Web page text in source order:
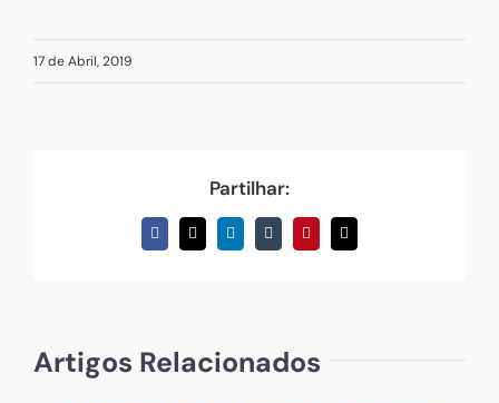
17 de Abril, 2019
Partilhar:
Facebook
X LinkedInTumblrPinterestEmail
(necessário
Artigos Relacionados